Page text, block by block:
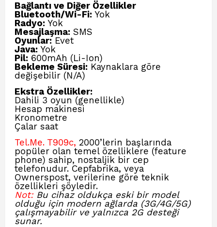
Bağlantı ve Diğer Özellikler
Bluetooth/Wi-Fi: Yok
Radyo: Yok
Mesajlaşma: SMS
Oyunlar: Evet
Java: Yok
Pil: 600mAh (Li-Ion)
Bekleme Süresi: Kaynaklara göre
değişebilir (N/A)
Ekstra Özellikler:
Dahili 3 oyun (genellikle)
Hesap makinesi
Kronometre
Çalar saat
Tel.Me. T909c, 2000’lerin başlarında
popüler olan temel özelliklere (feature
phone) sahip, nostaljik bir cep
telefonudur. Cepfabrika, veya
Ownerspost, verilerine göre teknik
özellikleri şöyledir.
Not: Bu cihaz oldukça eski bir model
olduğu için modern ağlarda (3G/4G/5G)
çalışmayabilir ve yalnızca 2G desteği
sunar.